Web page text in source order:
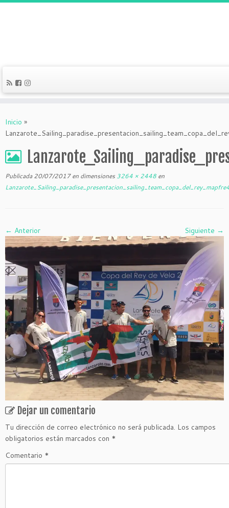
Inicio »
Publicada 20/07/2017en dimensiones 3264 × 2448 en
← Anterior Siguiente →
Dejar un comentario
Tu dirección de correo electrónico no será publicada. Los campos
obligatorios están marcados con *
Comentario *